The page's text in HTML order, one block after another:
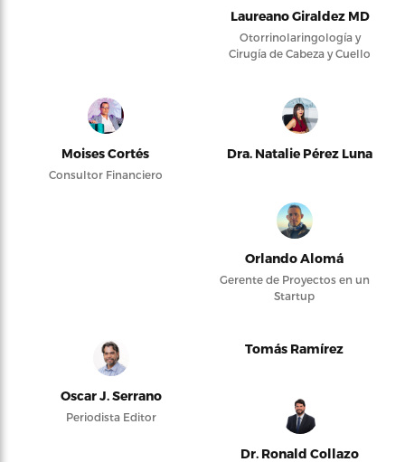
Laureano Giraldez MD
Otorrinolaringología y
Cirugía de Cabeza y Cuello
Moises Cortés
Consultor Financiero
Dra. Natalie Pérez Luna
Orlando Alomá
Gerente de Proyectos en un
Startup
Oscar J. Serrano
Periodista Editor
Tomás Ramírez
Dr. Ronald Collazo